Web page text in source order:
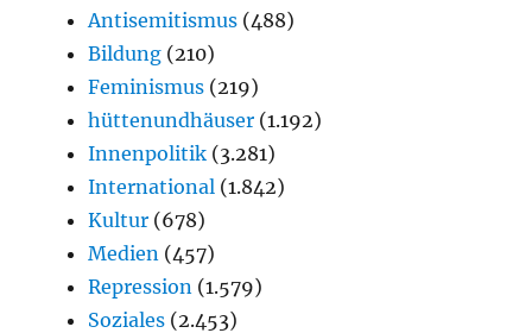
Antisemitismus (488)
Bildung (210)
Feminismus (219)
hüttenundhäuser (1.192)
Innenpolitik (3.281)
International (1.842)
Kultur (678)
Medien (457)
Repression (1.579)
Soziales (2.453)